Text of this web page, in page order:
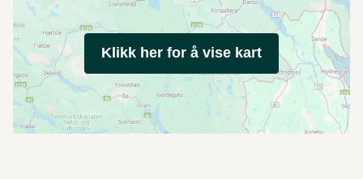
Klikk her for å vise kart